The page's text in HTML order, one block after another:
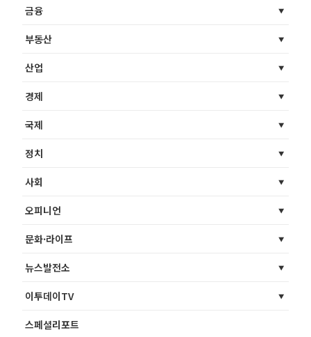
금융
부동산
산업
경제
국제
정치
사회
오피니언
문화·라이프
뉴스발전소
이투데이TV
스페셜리포트